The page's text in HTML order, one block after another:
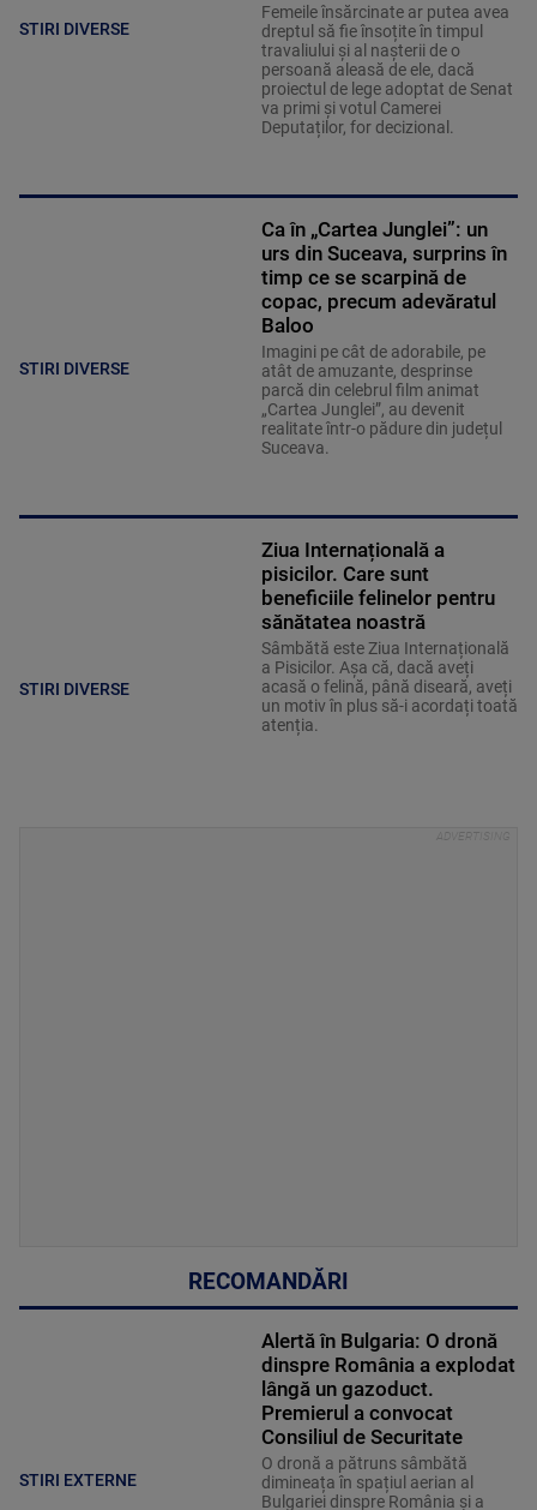
STIRI DIVERSE
Femeile însărcinate ar putea avea
dreptul să fie însoțite în timpul
travaliului și al nașterii de o
persoană aleasă de ele, dacă
proiectul de lege adoptat de Senat
va primi și votul Camerei
Deputaților, for decizional.
STIRI DIVERSE
Ca în „Cartea Junglei”: un
urs din Suceava, surprins în
timp ce se scarpină de
copac, precum adevăratul
Baloo
Imagini pe cât de adorabile, pe
atât de amuzante, desprinse
parcă din celebrul film animat
„Cartea Junglei”, au devenit
realitate într-o pădure din județul
Suceava.
STIRI DIVERSE
Ziua Internațională a
pisicilor. Care sunt
beneficiile felinelor pentru
sănătatea noastră
Sâmbătă este Ziua Internațională
a Pisicilor. Așa că, dacă aveți
acasă o felină, până diseară, aveți
un motiv în plus să-i acordați toată
atenția.
RECOMANDĂRI
STIRI EXTERNE
Alertă în Bulgaria: O dronă
dinspre România a explodat
lângă un gazoduct.
Premierul a convocat
Consiliul de Securitate
O dronă a pătruns sâmbătă
dimineața în spațiul aerian al
Bulgariei dinspre România și a